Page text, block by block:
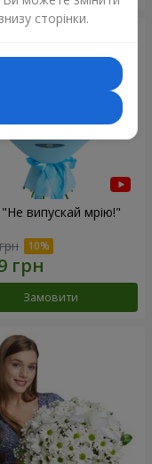
"Не випускай мрію!"
Замовити
сторінки.